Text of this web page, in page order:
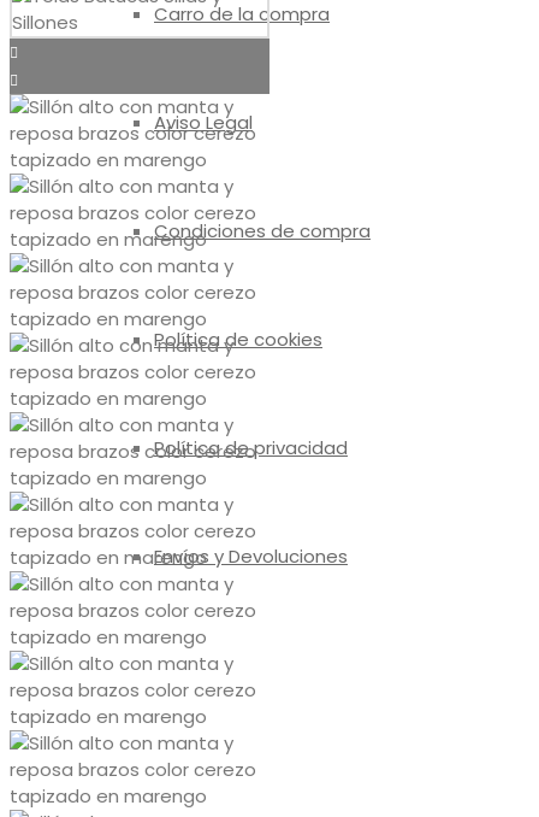
Carro de la compra
Aviso Legal
Condiciones de compra
Política de cookies
Política de privacidad
Envíos y Devoluciones